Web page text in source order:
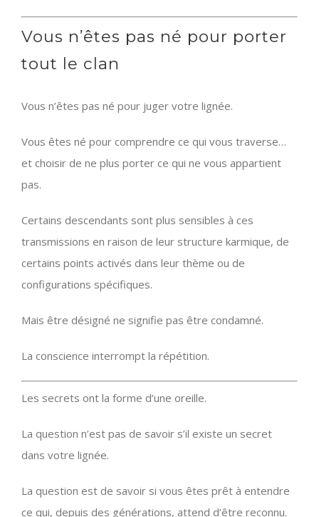
Vous n’êtes pas né pour porter
tout le clan
Vous n’êtes pas né pour juger votre lignée.
Vous êtes né pour comprendre ce qui vous traverse…
et choisir de ne plus porter ce qui ne vous appartient
pas.
Certains descendants sont plus sensibles à ces
transmissions en raison de leur structure karmique, de
certains points activés dans leur thème ou de
configurations spécifiques.
Mais être désigné ne signifie pas être condamné.
La conscience interrompt la répétition.
Les secrets ont la forme d’une oreille.
La question n’est pas de savoir s’il existe un secret
dans votre lignée.
La question est de savoir si vous êtes prêt à entendre
ce qui, depuis des générations, attend d’être reconnu.